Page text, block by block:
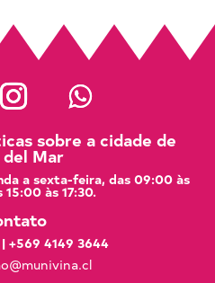
sobre a cidade de
Mar
a sexta-feira, das 09:00 às
às 17:30.
| +569 4149 3644